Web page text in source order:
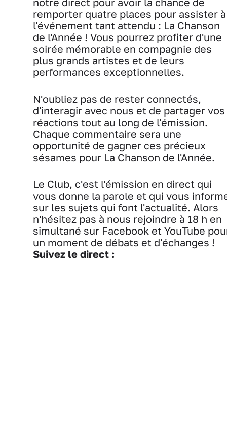
remporter quatre places pour assister à
l'événement tant attendu : La Chanson
de l'Année ! Vous pourrez profiter d'une
soirée mémorable en compagnie des
plus grands artistes et de leurs
performances exceptionnelles.
N'oubliez pas de rester connectés,
d'interagir avec nous et de partager vos
réactions tout au long de l'émission.
Chaque commentaire sera une
opportunité de gagner ces précieux
sésames pour La Chanson de l'Année.
Le Club, c'est l'émission en direct qui
vous donne la parole et qui vous
sur les sujets qui font l'actualité. Alors
n'hésitez pas à nous rejoindre à 18 h en
simultané sur Facebook et YouTube
un moment de débats et d'échanges !
Suivez le direct :